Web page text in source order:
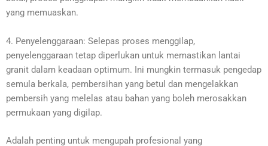
yang memuaskan.
4. Penyelenggaraan: Selepas proses menggilap,
penyelenggaraan tetap diperlukan untuk memastikan lantai
granit dalam keadaan optimum. Ini mungkin termasuk pengedap
semula berkala, pembersihan yang betul dan mengelakkan
pembersih yang melelas atau bahan yang boleh merosakkan
permukaan yang digilap.
Adalah penting untuk mengupah profesional yang